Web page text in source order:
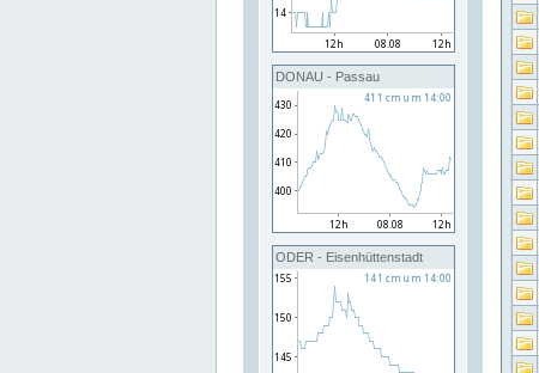
DONAU - Passau
ODER - Eisenhüttenstadt